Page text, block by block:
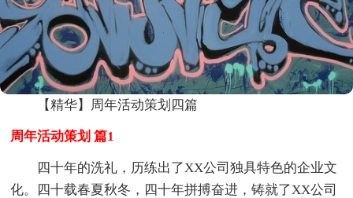
【精华】周年活动策划四篇
周年活动策划 篇1
四十年的洗礼，历练出了XX公司独具特色的企业文
化。四十载春夏秋冬，四十年拼搏奋进，铸就了XX公司